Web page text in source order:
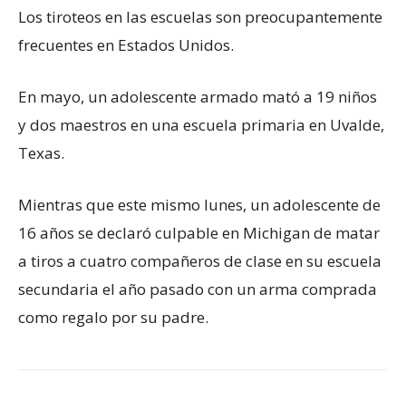
Los tiroteos en las escuelas son preocupantemente
frecuentes en Estados Unidos.
En mayo, un adolescente armado mató a 19 niños
y dos maestros en una escuela primaria en Uvalde,
Texas.
Mientras que este mismo lunes, un adolescente de
16 años se declaró culpable en Michigan de matar
a tiros a cuatro compañeros de clase en su escuela
secundaria el año pasado con un arma comprada
como regalo por su padre.